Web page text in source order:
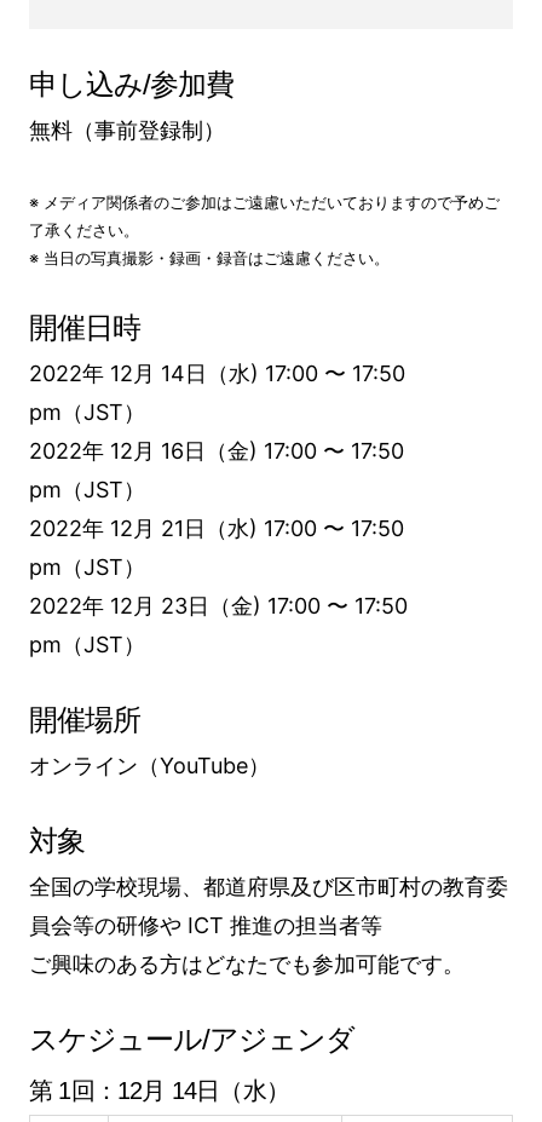
申し込み/参加費
無料（事前登録制）
※ メディア関係者のご参加はご遠慮いただいておりますので予めご
了承ください。
※ 当日の写真撮影・録画・録音はご遠慮ください。
開催日時
2022年 12月 14日（水) 17:00 〜 17:50
pm（JST）
2022年 12月 16日（金) 17:00 〜 17:50
pm（JST）
2022年 12月 21日（水) 17:00 〜 17:50
pm（JST）
2022年 12月 23日（金) 17:00 〜 17:50
pm（JST）
開催場所
オンライン（YouTube）
対象
全国の学校現場、都道府県及び区市町村の教育委
員会等の研修や ICT 推進の担当者等
ご興味のある方はどなたでも参加可能です。
スケジュール/アジェンダ
第 1回：12月 14日（水）